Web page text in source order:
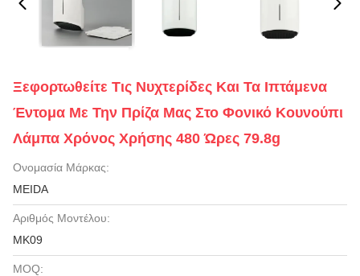
Ξεφορτωθείτε Τις Νυχτερίδες Και Τα Ιπτάμενα
Έντομα Με Την Πρίζα Μας Στο Φονικό Κουνούπι
Λάμπα Χρόνος Χρήσης 480 Ώρες 79.8g
Ονομασία Μάρκας:
MEIDA
Αριθμός Μοντέλου:
MK09
MOQ: